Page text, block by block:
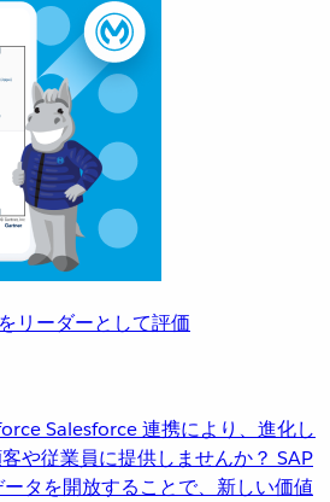
リーダーとして評価
Salesforce 連携により、進化し
や従業員に提供しませんか？ SAP
タを開放することで、新しい価値